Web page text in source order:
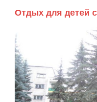
Отдых для детей